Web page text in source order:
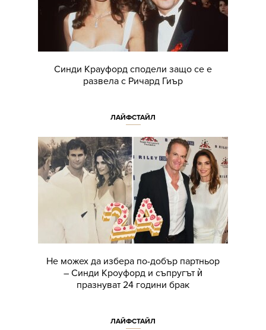
Синди Крауфорд сподели защо се е
развела с Ричард Гиър
ЛАЙФСТАЙЛ
Не можех да избера по-добър партньор
– Синди Кроуфорд и съпругът ѝ
празнуват 24 години брак
ЛАЙФСТАЙЛ